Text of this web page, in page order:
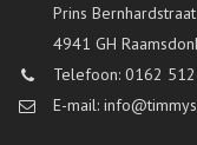
Prins
4941 GH
Telefoon: 0162
E-mail: